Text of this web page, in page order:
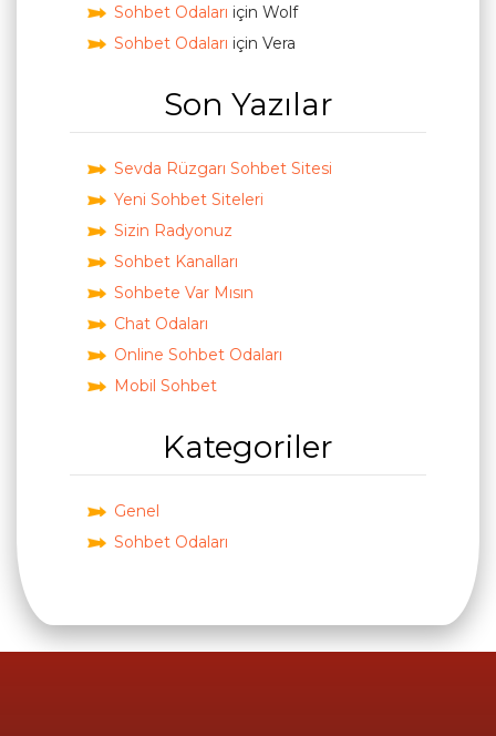
Sohbet Odaları için Wolf
Sohbet Odaları için Vera
Son Yazılar
Sevda Rüzgarı Sohbet Sitesi
Yeni Sohbet Siteleri
Sizin Radyonuz
Sohbet Kanalları
Sohbete Var Mısın
Chat Odaları
Online Sohbet Odaları
Mobil Sohbet
Kategoriler
Genel
Sohbet Odaları